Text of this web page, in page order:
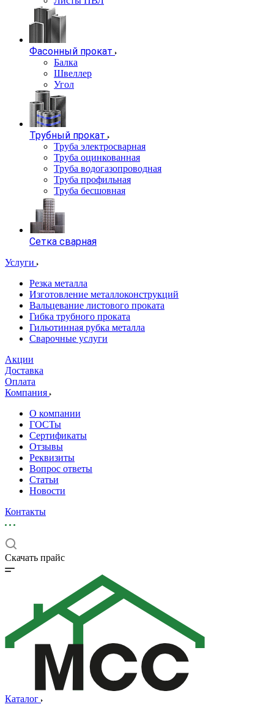
Фасонный прокат
Балка
Швеллер
Угол
Трубный прокат
Труба электросварная
Труба оцинкованная
Труба водогазопроводная
Труба профильная
Труба бесшовная
Сетка сварная
Услуги
Резка металла
Изготовление металлоконструкций
Вальцевание листового проката
Гибка трубного проката
Гильотинная рубка металла
Сварочные услуги
Акции
Доставка
Оплата
Компания
О компании
ГОСТы
Сертификаты
Отзывы
Реквизиты
Вопрос ответы
Статьи
Новости
Контакты
Скачать прайс
Каталог